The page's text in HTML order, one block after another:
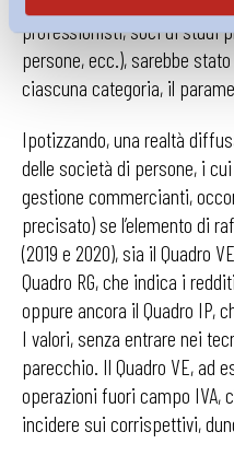
professionisti, soci di studi
persone, ecc.), sarebbe
ciascuna categoria, il
Ipotizzando, una realtà
delle società di persone, i
gestione commercianti,
precisato) se l’elemento di
(2019 e 2020), sia il Quadro
Quadro RG, che indica i
oppure ancora il Quadro IP,
I valori, senza entrare nei
parecchio. Il Quadro VE, ad
operazioni fuori campo IVA,
incidere sui corrispettivi,